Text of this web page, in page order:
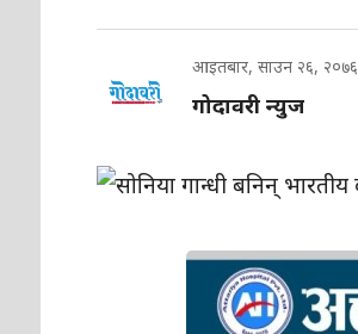
आइतबार, साउन २६, २०७६
गोदावरी न्युज